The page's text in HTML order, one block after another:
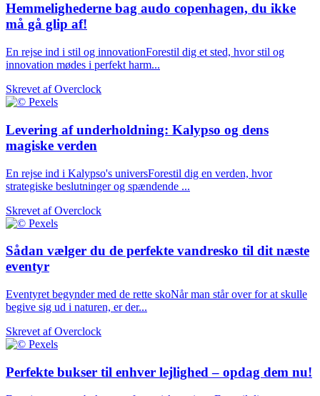
Hemmelighederne bag audo copenhagen, du ikke
må gå glip af!
En rejse ind i stil og innovationForestil dig et sted, hvor stil og
innovation mødes i perfekt harm...
Skrevet afOverclock
Levering af underholdning: Kalypso og dens
magiske verden
En rejse ind i Kalypso's universForestil dig en verden, hvor
strategiske beslutninger og spændende ...
Skrevet afOverclock
Sådan vælger du de perfekte vandresko til dit næste
eventyr
Eventyret begynder med de rette skoNår man står over for at skulle
begive sig ud i naturen, er der...
Skrevet afOverclock
Perfekte bukser til enhver lejlighed – opdag dem nu!